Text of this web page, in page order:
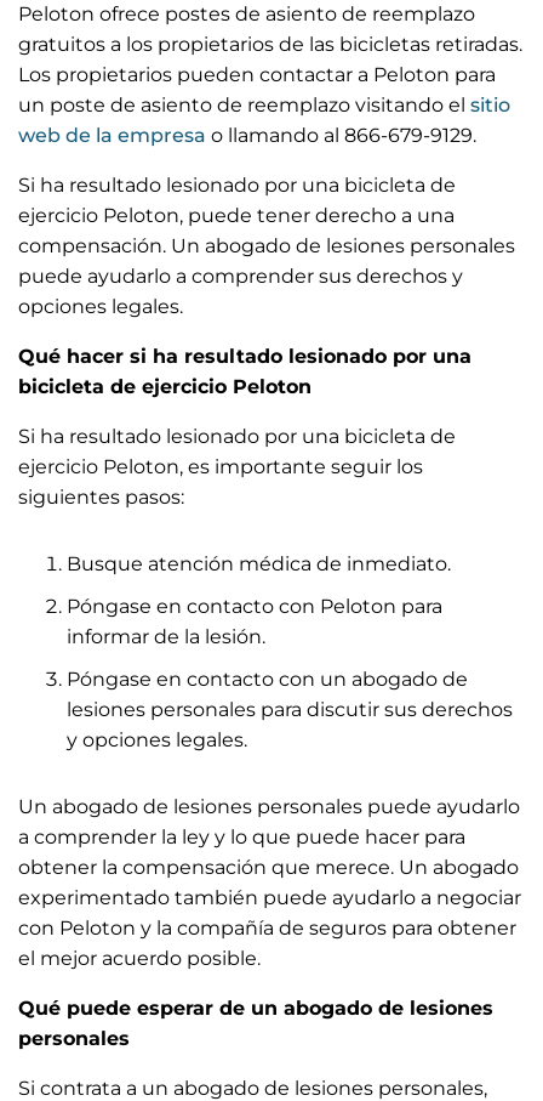
Peloton ofrece postes de asiento de reemplazo
gratuitos a los propietarios de las bicicletas retiradas.
Los propietarios pueden contactar a Peloton para
un poste de asiento de reemplazo visitando el sitio
web de la empresa o llamando al 866-679-9129.
Si ha resultado lesionado por una bicicleta de
ejercicio Peloton, puede tener derecho a una
compensación. Un abogado de lesiones personales
puede ayudarlo a comprender sus derechos y
opciones legales.
Qué hacer si ha resultado lesionado por una
bicicleta de ejercicio Peloton
Si ha resultado lesionado por una bicicleta de
ejercicio Peloton, es importante seguir los
siguientes pasos:
Busque atención médica de inmediato.
Póngase en contacto con Peloton para
informar de la lesión.
Póngase en contacto con un abogado de
lesiones personales para discutir sus derechos
y opciones legales.
Un abogado de lesiones personales puede ayudarlo
a comprender la ley y lo que puede hacer para
obtener la compensación que merece. Un abogado
experimentado también puede ayudarlo a negociar
con Peloton y la compañía de seguros para obtener
el mejor acuerdo posible.
Qué puede esperar de un abogado de lesiones
personales
Si contrata a un abogado de lesiones personales,